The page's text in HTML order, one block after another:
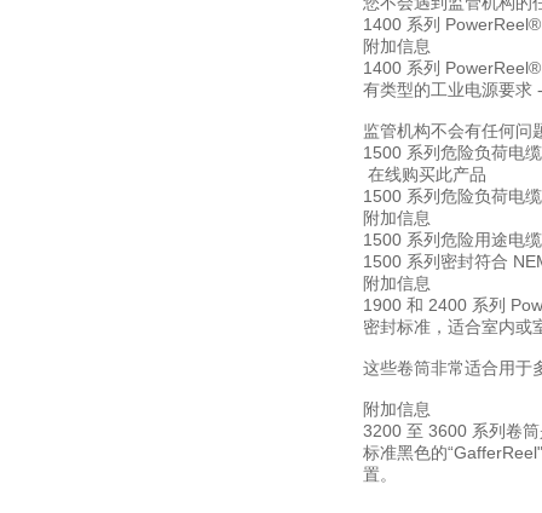
1400 系列 PowerReel®
附加信息
1400 系列
有类型的工业电源要求
监管机构不会有任何问
1500 系列危险负荷电
在线购买此产品
1500 系列危险负荷电
附加信息
1500 系列危险用途电
1500 系列密封符合
附加信息
1900 和 2400 系列
密封标准，适合室内或
这些卷筒非常适合用于
附加信息
3200 至 3600 系列卷
标准黑色的
置。